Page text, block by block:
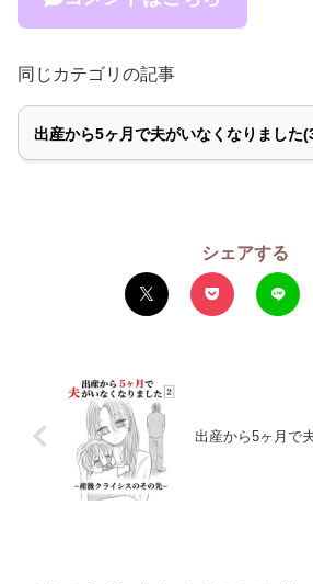
同じカテゴリの記事
シェアする
出産から5ヶ月で